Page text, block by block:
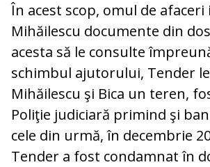
În acest scop, omul de afaceri
Mihăilescu documente din
acesta să le consulte
schimbul ajutorului, Tender
Mihăilescu şi Bica un teren,
Poliţie judiciară primind şi
cele din urmă, în decembrie
Tender a fost condamnat în